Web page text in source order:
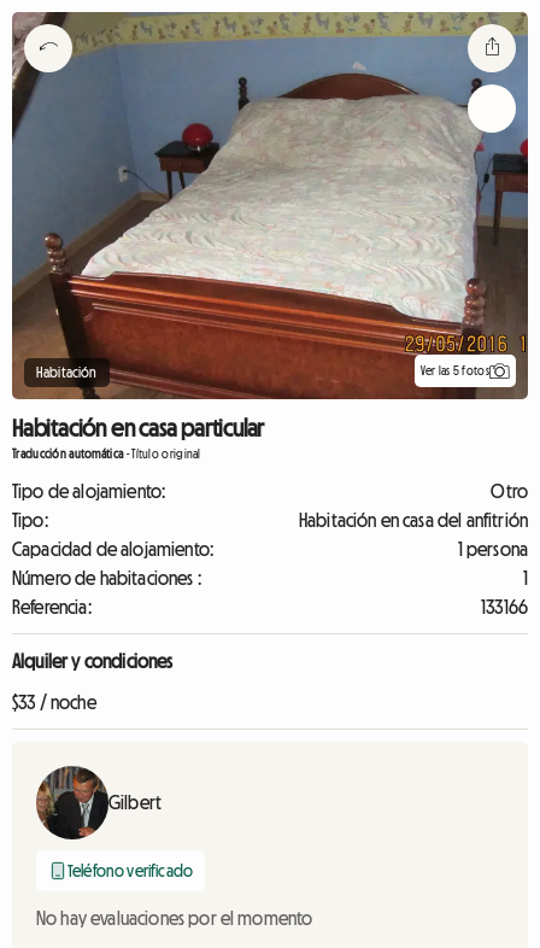
Habitación Ver las 5 fotos
Habitación en casa particular
Traducción automática-Título original
Tipo de alojamiento:
Otro
Tipo:
Habitación en casa del anfitrión
Capacidad de alojamiento:
1 persona
Número de habitaciones :
1
Referencia:
133166
Alquiler y condiciones
$33 / noche
Gilbert
Teléfono verificado
No hay evaluaciones por el momento